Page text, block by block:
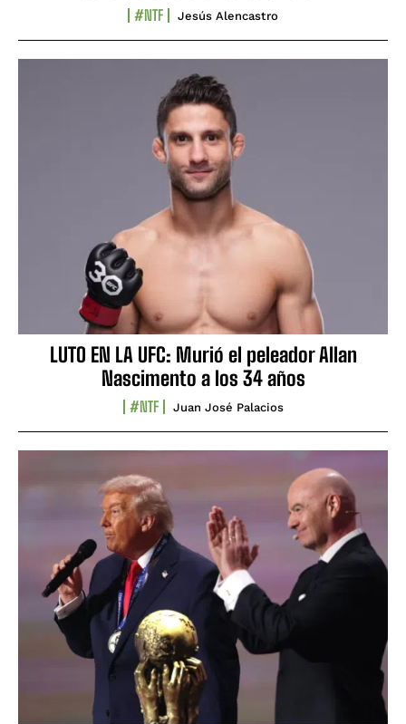
#NTF Jesús Alencastro
LUTO EN LA UFC: Murió el peleador Allan
Nascimento a los 34 años
#NTF Juan José Palacios